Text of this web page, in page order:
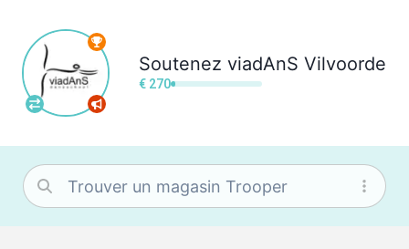
Soutenez viadAnS Vilvoorde
€ 270